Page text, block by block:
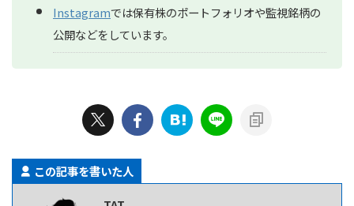
Instagramでは保有株のポートフォリオや監視銘柄の
公開などをしています。
この記事を書いた人